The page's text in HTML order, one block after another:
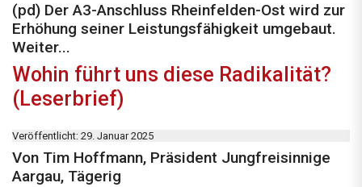
(pd) Der A3-Anschluss Rheinfelden-Ost wird zur
Erhöhung seiner Leistungsfähigkeit umgebaut.
Weiter...
Wohin führt uns diese Radikalität?
(Leserbrief)
Veröffentlicht: 29. Januar 2025
Von Tim Hoffmann, Präsident Jungfreisinnige
Aargau, Tägerig